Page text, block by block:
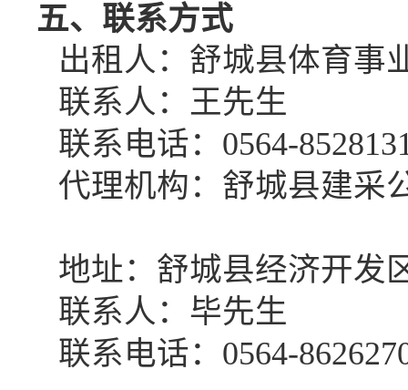
五、 联系方式
出租人：舒城县体育事
联系人： 王先生
联系电话： 0564-
代理机构：舒城县建采
地址：舒城县经济开发
联系人： 毕先生
联系电话： 0564-